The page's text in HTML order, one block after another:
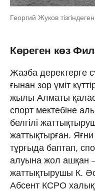
Георгий Жуков
Көреген көз
Жазба деректерге
ғынан зор үміт
жылы Алматы
спорт мектебіне
белгілі
жаттықтырған. Яғни
тұрғыда баптап,
алуына жол ашқан
жаттықтырушы К.
Абсент КСРО